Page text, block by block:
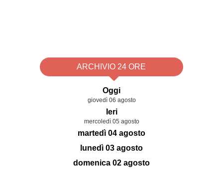
ARCHIVIO 24 ORE
Oggi
giovedì 06 agosto
Ieri
mercoledì 05 agosto
martedì 04 agosto
lunedì 03 agosto
domenica 02 agosto